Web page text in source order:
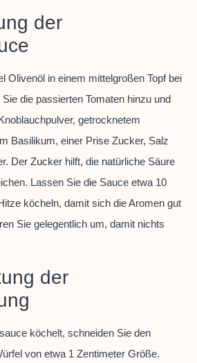
der
Olivenöl in einem mittelgroßen Topf bei
die passierten Tomaten hinzu und
getrocknetem
Basilikum, einer Prise Zucker, Salz
Der Zucker hilft, die natürliche Säure
Lassen Sie die Sauce etwa 10
köcheln, damit sich die Aromen gut
Sie gelegentlich um, damit nichts
der
köchelt, schneiden Sie den
von etwa 1 Zentimeter Größe.